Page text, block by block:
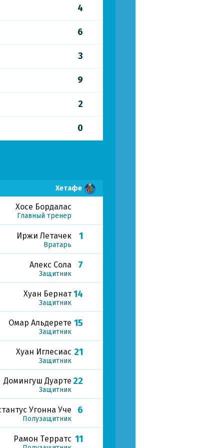
4
6
3
9
2
0
Хетафе
Хосе Бордалас
Главный тренер
1
Иржи Летачек
Вратарь
7
Алекс Сола
Защитник
14
Хуан Бернат
Защитник
15
Омар Альдерете
Защитник
21
Хуан Иглесиас
Защитник
22
Домингуш Дуарте
Защитник
6
Угонна Уче
Полузащитник
11
Рамон Терратс